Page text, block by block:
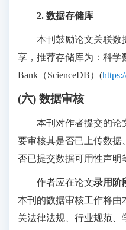
2. 数据存储库
本刊鼓励论文关联数
享，推荐存储库为：科学
Bank（ScienceDB）(
(六) 数据审核
本刊对作者提交的论
要审核其是否已上传数据
否已提交数据可用性声明
作者应在论文录用阶
本刊的数据审核工作将由
关法律法规、行业规范